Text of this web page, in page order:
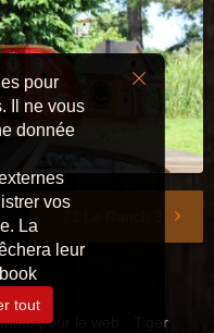
pour le web · Tiger
pour
Il ne vous
donnée
vos
La
leur
tout